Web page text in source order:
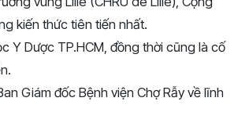
kiến thức tiên tiến nhất.
Y Dược TP.HCM, đồng thời cũng là cố
Giám đốc Bệnh viện Chợ Rẫy về lĩnh